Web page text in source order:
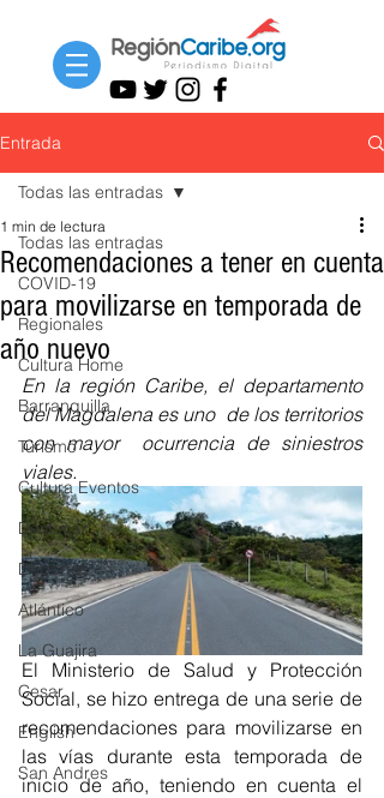
Entrada
Todas las entradas
COVID-19
Regionales
Cultura Home
Barranquilla
Turismo
Cultura Eventos
Destacar
Deportes
Atlántico
La Guajira
Cesar
English
San Andres
Todas las entradas
Recomendaciones a tener en cuenta
para movilizarse en temporada de
año nuevo
1 min de lectura
En la región Caribe, el departamento
del Magdalena es uno  de los territorios
con mayor  ocurrencia de siniestros
viales.
El Ministerio de Salud y Protección
Social, se hizo entrega de una serie de
recomendaciones para movilizarse en
las vías durante esta temporada de
inicio de año, teniendo en cuenta el